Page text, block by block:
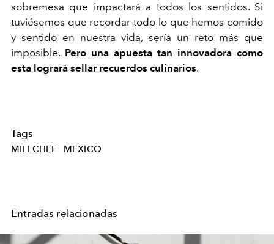
sobremesa que impactará a todos los sentidos. Si
tuviésemos que recordar todo lo que hemos comido
y sentido en nuestra vida, sería un reto más que
imposible. Pero una apuesta tan innovadora como
esta logrará sellar recuerdos culinarios.
Tags
MILLCHEF MEXICO
Entradas relacionadas